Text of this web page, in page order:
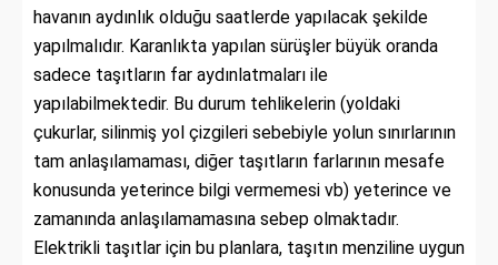
havanın aydınlık olduğu saatlerde yapılacak şekilde
yapılmalıdır. Karanlıkta yapılan sürüşler büyük oranda
sadece taşıtların far aydınlatmaları ile
yapılabilmektedir. Bu durum tehlikelerin (yoldaki
çukurlar, silinmiş yol çizgileri sebebiyle yolun sınırlarının
tam anlaşılamaması, diğer taşıtların farlarının mesafe
konusunda yeterince bilgi vermemesi vb) yeterince ve
zamanında anlaşılamamasına sebep olmaktadır.
Elektrikli taşıtlar için bu planlara, taşıtın menziline uygun